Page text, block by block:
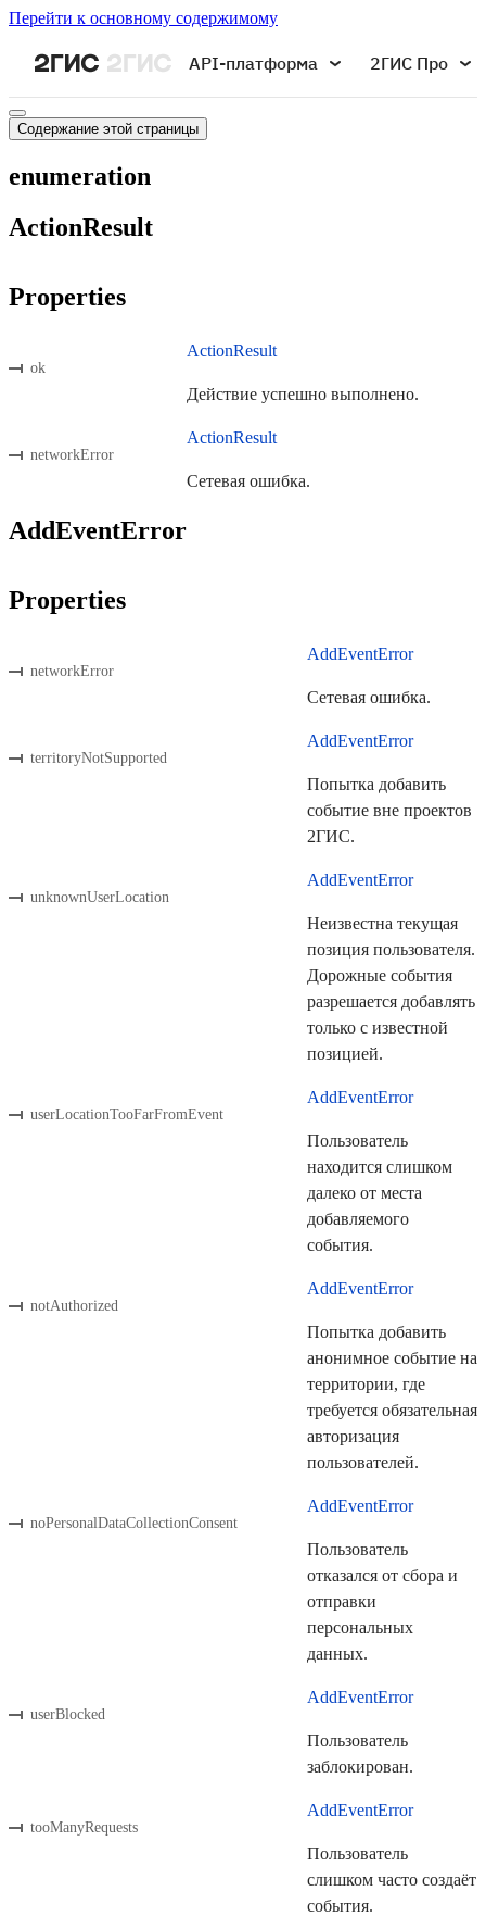
Перейти к основному содержимому
API-платформа 2ГИС Про
Содержание этой страницы
enumeration
ActionResult
Properties
ok
ActionResult
Действие успешно выполнено.
networkError
ActionResult
Сетевая ошибка.
AddEventError
Properties
networkError
AddEventError
Сетевая ошибка.
territoryNotSupported
AddEventError
Попытка добавить
событие вне проектов
2ГИС.
unknownUserLocation
AddEventError
Неизвестна текущая
позиция пользователя.
Дорожные события
разрешается добавлять
только с известной
позицией.
userLocationTooFarFromEvent
AddEventError
Пользователь
находится слишком
далеко от места
добавляемого
события.
notAuthorized
AddEventError
Попытка добавить
анонимное событие на
территории, где
требуется обязательная
авторизация
пользователей.
noPersonalDataCollectionConsent
AddEventError
Пользователь
отказался от сбора и
отправки
персональных
данных.
userBlocked
AddEventError
Пользователь
заблокирован.
tooManyRequests
AddEventError
Пользователь
слишком часто создаёт
события.